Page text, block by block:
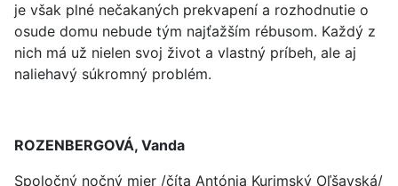
je však plné nečakaných prekvapení a rozhodnutie o
osude domu nebude tým najťažším rébusom. Každý z
nich má už nielen svoj život a vlastný príbeh, ale aj
naliehavý súkromný problém.
ROZENBERGOVÁ, Vanda
Spoločný nočný mier /číta Antónia Kurimský Oľšavská/